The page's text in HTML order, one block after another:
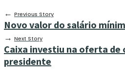
← Previous Story
Novo valor do salário
→ Next Story
Caixa investiu na oferta de
presidente